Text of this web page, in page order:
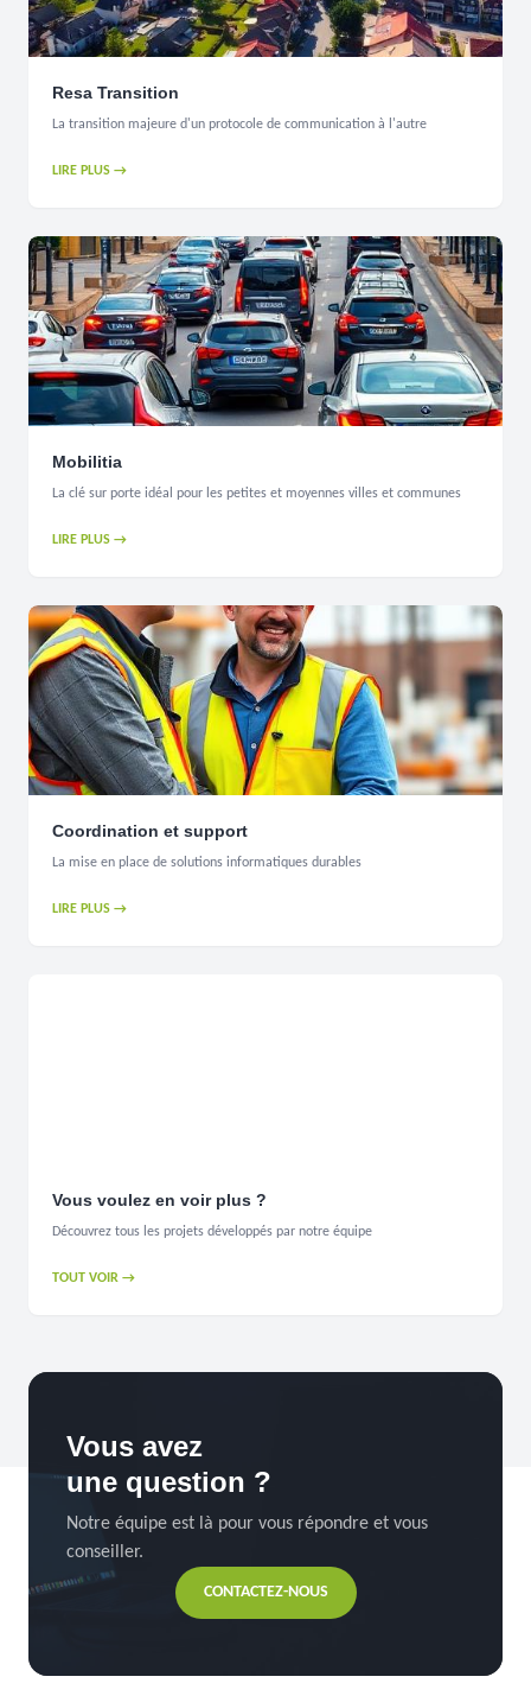
Resa Transition
La transition majeure d'un protocole de communication à l'autre
LIRE PLUS →
Mobilitia
La clé sur porte idéal pour les petites et moyennes villes et communes
LIRE PLUS →
Coordination et support
La mise en place de solutions informatiques durables
LIRE PLUS →
Vous voulez en voir plus ?
Découvrez tous les projets développés par notre équipe
TOUT VOIR →
Vous avez
une question ?
Notre équipe est là pour vous répondre et vous
conseiller.
CONTACTEZ-NOUS